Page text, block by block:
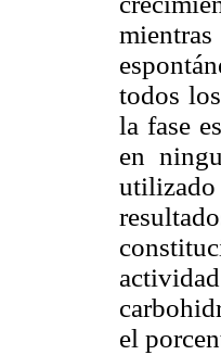
todos
la fase
en
el